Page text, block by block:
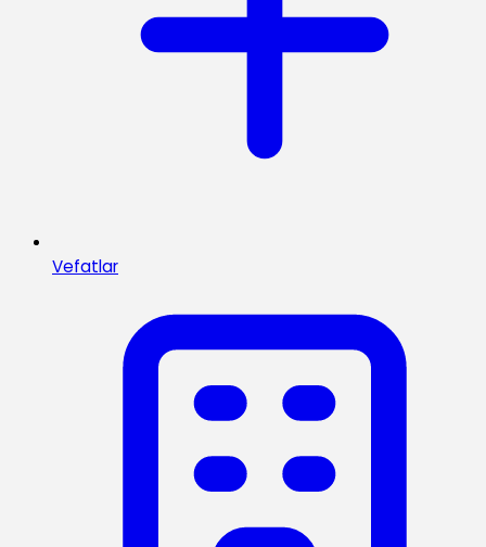
Vefatlar